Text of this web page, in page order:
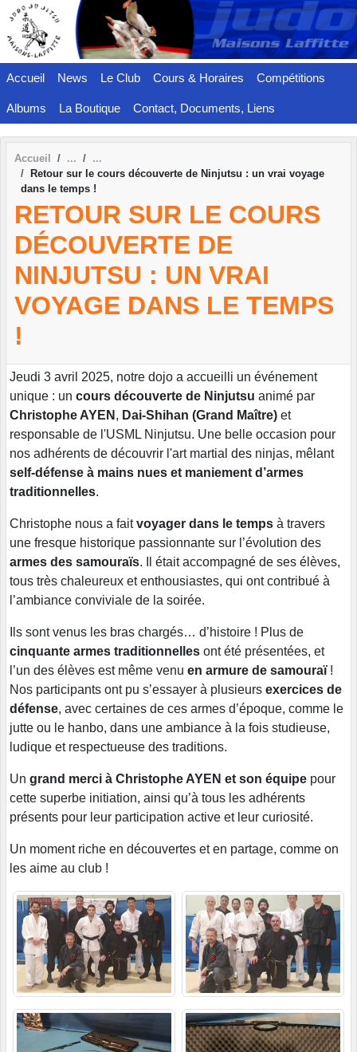
Accueil News Le Club Cours & Horaires Compétitions
Albums La Boutique Contact, Documents, Liens
Accueil
Retour sur le cours découverte de Ninjutsu : un vrai voyage
dans le temps !
RETOUR SUR LE COURS
DÉCOUVERTE DE
NINJUTSU : UN VRAI
VOYAGE DANS LE TEMPS
!
Jeudi 3 avril 2025, notre dojo a accueilli un événement
unique : un cours découverte de Ninjutsu animé par
Christophe AYEN , Dai-Shihan (Grand Maître) et
responsable de l'USML Ninjutsu. Une belle occasion pour
nos adhérents de découvrir l'art martial des ninjas, mêlant
self-défense à mains nues et maniement d’armes
traditionnelles.
Christophe nous a faitvoyager dans le temps à travers
une fresque historique passionnante sur l’évolution des
armes des samouraïs. Il était accompagné de ses élèves,
tous très chaleureux et enthousiastes, qui ont contribué à
l’ambiance conviviale de la soirée.
Ils sont venus les bras chargés… d’histoire ! Plus de
cinquante armes traditionnelles ont été présentées, et
l’un des élèves est même venu en armure de samouraï!
Nos participants ont pu s’essayer à plusieurs exercices de
défense, avec certaines de ces armes d’époque, comme le
jutte ou le hanbo, dans une ambiance à la fois studieuse,
ludique et respectueuse des traditions.
Un grand merci à Christophe AYEN et son équipe pour
cette superbe initiation, ainsi qu’à tous les adhérents
présents pour leur participation active et leur curiosité.
Un moment riche en découvertes et en partage, comme on
les aime au club !
Panneau de gestion des cookies